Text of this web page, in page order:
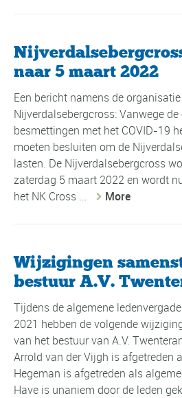
naar 5 maart 2022
Een bericht namens de
Nijverdalsebergcross: Vanwege
besmettingen met het COVID-19
moeten besluiten om de
lasten. De Nijverdalsebergcross
zaterdag 5 maart 2022 en wordt
het NK Cross ...
More
Wijzigingen
bestuur A.V.
Tijdens de algemene
2021 hebben de volgende
van het bestuur van A.V.
Arrold van der Vijgh is afgetreden
Hegeman is afgetreden als
Have is unaniem door de leden